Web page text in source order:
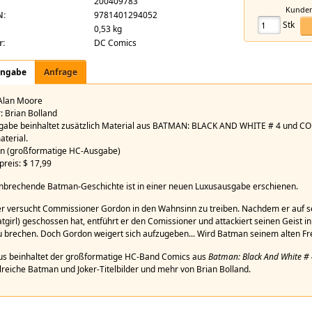
Joke The New Deluxe Edition HC
9781401294052
0,53 kg
DC Comics
Stk
Anfrage
Moore
Brian Bolland
beinhaltet zusätzlich Material aus BATMAN: BLACK AND WHITE # 4 und
(großformatige HC-Ausgabe)
$ 17,99
Batman-Geschichte ist in einer neuen Luxusausgabe erschienen.
versucht Commissioner Gordon in den Wahnsinn zu treiben. Nachdem er auf
geschossen hat, entführt er den Comissioner und attackiert seinen Geist
brechen. Doch Gordon weigert sich aufzugeben... Wird Batman seinem alten
beinhaltet der großformatige HC-Band Comics ausBatman: Black And White #
Batman und Joker-Titelbilder und mehr von Brian Bolland.